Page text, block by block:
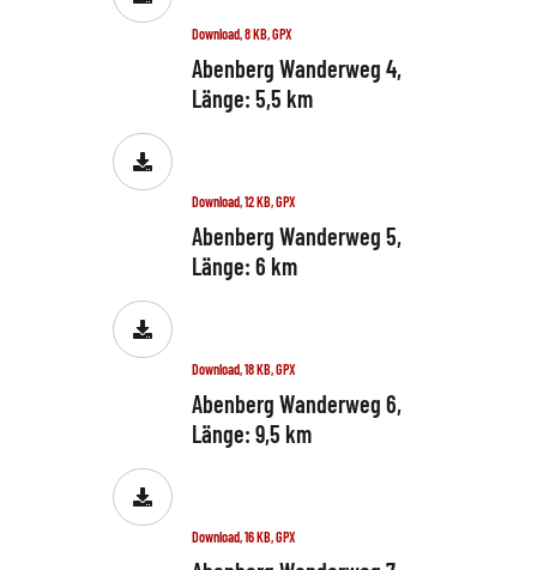
Download, 8 KB, GPX
Abenberg Wanderweg 4,
Länge: 5,5 km
Download, 12 KB, GPX
Abenberg Wanderweg 5,
Länge: 6 km
Download, 18 KB, GPX
Abenberg Wanderweg 6,
Länge: 9,5 km
Download, 16 KB, GPX